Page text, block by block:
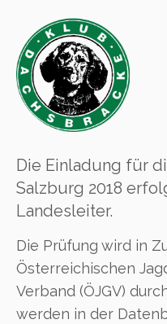
Die Einladung für
Salzburg 2018
Landesleiter.
Die Prüfung wird in
Österreichischen
Verband (ÖJGV)
werden in der